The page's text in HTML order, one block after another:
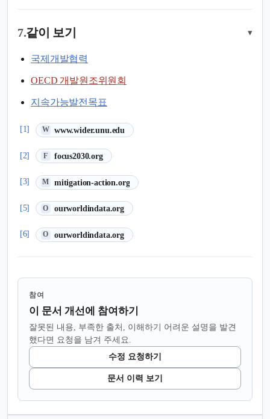
7.같이 보기 ▾
국제개발협력
OECD 개발원조위원회
지속가능발전목표
[1] W www.wider.unu.edu
(새 탭에서 열림)
[2] F focus2030.org
(새 탭에서 열림)
[3] M mitigation-action.org
(새 탭에서 열림)
[5] O ourworldindata.org
(새 탭에서 열림)
[6] O ourworldindata.org
(새 탭에서 열림)
참여
이 문서 개선에 참여하기
잘못된 내용, 부족한 출처, 이해하기 어려운 설명을 발견
했다면 요청을 남겨 주세요.
수정 요청하기
문서 이력 보기